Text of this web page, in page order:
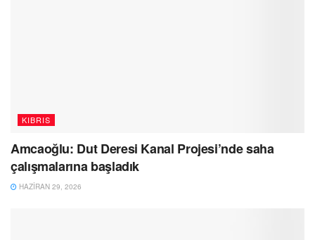
KIBRIS
Amcaoğlu: Dut Deresi Kanal Projesi’nde saha
çalışmalarına başladık
HAZIRAN 29, 2026